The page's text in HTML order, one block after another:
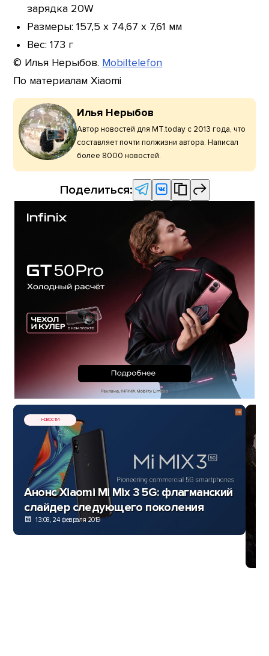
зарядка 20W
Размеры: 157,5 х 74,67 х 7,61 мм
Вес: 173 г
© Илья Нерыбов. Mobiltelefon
По материалам Xiaomi
Илья Нерыбов
Автор новостей для MT.today с 2013 года, что
составляет почти полжизни автора. Написал
более 8000 новостей.
Поделиться:
НОВОСТИ
Анонс Xiaomi Mi Mix 3 5G: флагманский
слайдер следующего поколения
13:08, 24 февраля 2019